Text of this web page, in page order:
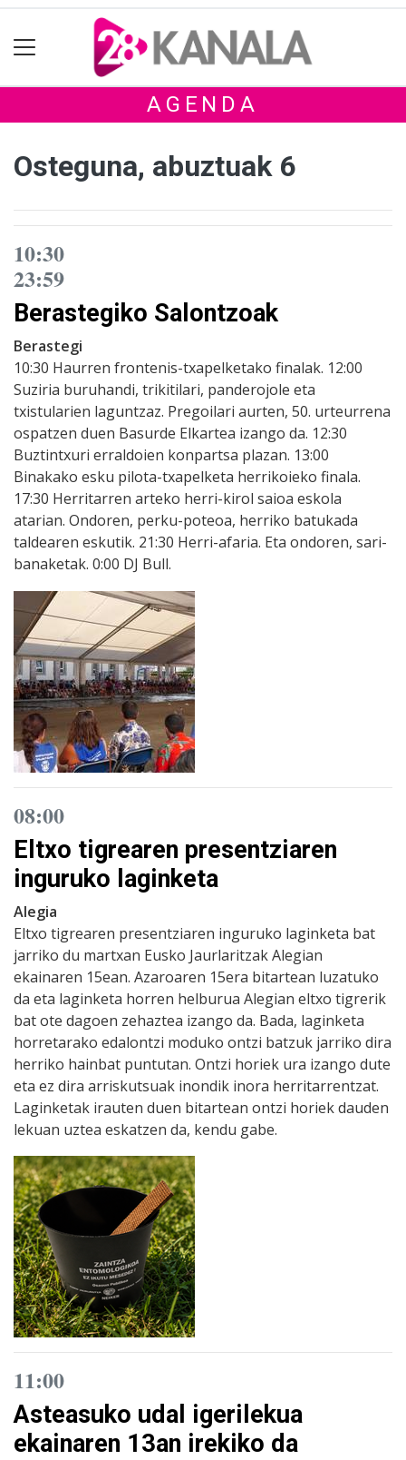
AGENDA
Osteguna, abuztuak 6
10:30
23:59
Berastegiko Salontzoak
Berastegi
10:30 Haurren frontenis-txapelketako finalak. 12:00
Suziria buruhandi, trikitilari, panderojole eta
txistularien laguntzaz. Pregoilari aurten, 50. urteurrena
ospatzen duen Basurde Elkartea izango da. 12:30
Buztintxuri erraldoien konpartsa plazan. 13:00
Binakako esku pilota-txapelketa herrikoieko finala.
17:30 Herritarren arteko herri-kirol saioa eskola
atarian. Ondoren, perku-poteoa, herriko batukada
taldearen eskutik. 21:30 Herri-afaria. Eta ondoren, sari-
banaketak. 0:00 DJ Bull.
08:00
Eltxo tigrearen presentziaren
inguruko laginketa
Alegia
Eltxo tigrearen presentziaren inguruko laginketa bat
jarriko du martxan Eusko Jaurlaritzak Alegian
ekainaren 15ean. Azaroaren 15era bitartean luzatuko
da eta laginketa horren helburua Alegian eltxo tigrerik
bat ote dagoen zehaztea izango da. Bada, laginketa
horretarako edalontzi moduko ontzi batzuk jarriko dira
herriko hainbat puntutan. Ontzi horiek ura izango dute
eta ez dira arriskutsuak inondik inora herritarrentzat.
Laginketak irauten duen bitartean ontzi horiek dauden
lekuan uztea eskatzen da, kendu gabe.
11:00
Asteasuko udal igerilekua
ekainaren 13an irekiko da